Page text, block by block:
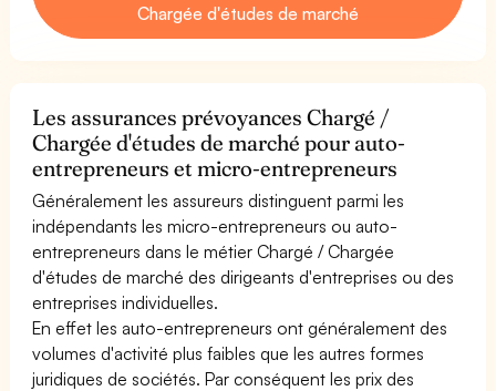
Chargée d'études de marché
Les assurances prévoyances Chargé /
Chargée d'études de marché pour auto-
entrepreneurs et micro-entrepreneurs
Généralement les assureurs distinguent parmi les
indépendants les micro-entrepreneurs ou auto-
entrepreneurs dans le métier Chargé / Chargée
d'études de marché des dirigeants d'entreprises ou des
entreprises individuelles.
En effet les auto-entrepreneurs ont généralement des
volumes d'activité plus faibles que les autres formes
juridiques de sociétés. Par conséquent les prix des